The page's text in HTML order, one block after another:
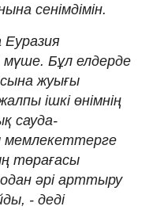
сенімдімін.
Еуразия
Бұл елдерде
жуығы
ішкі өнімнің
сауда-
төрағасы
әрі арттыру
- деді